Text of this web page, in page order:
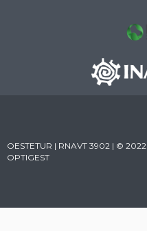
OESTETUR | RNAVT 3902 | ©
OPTIGEST